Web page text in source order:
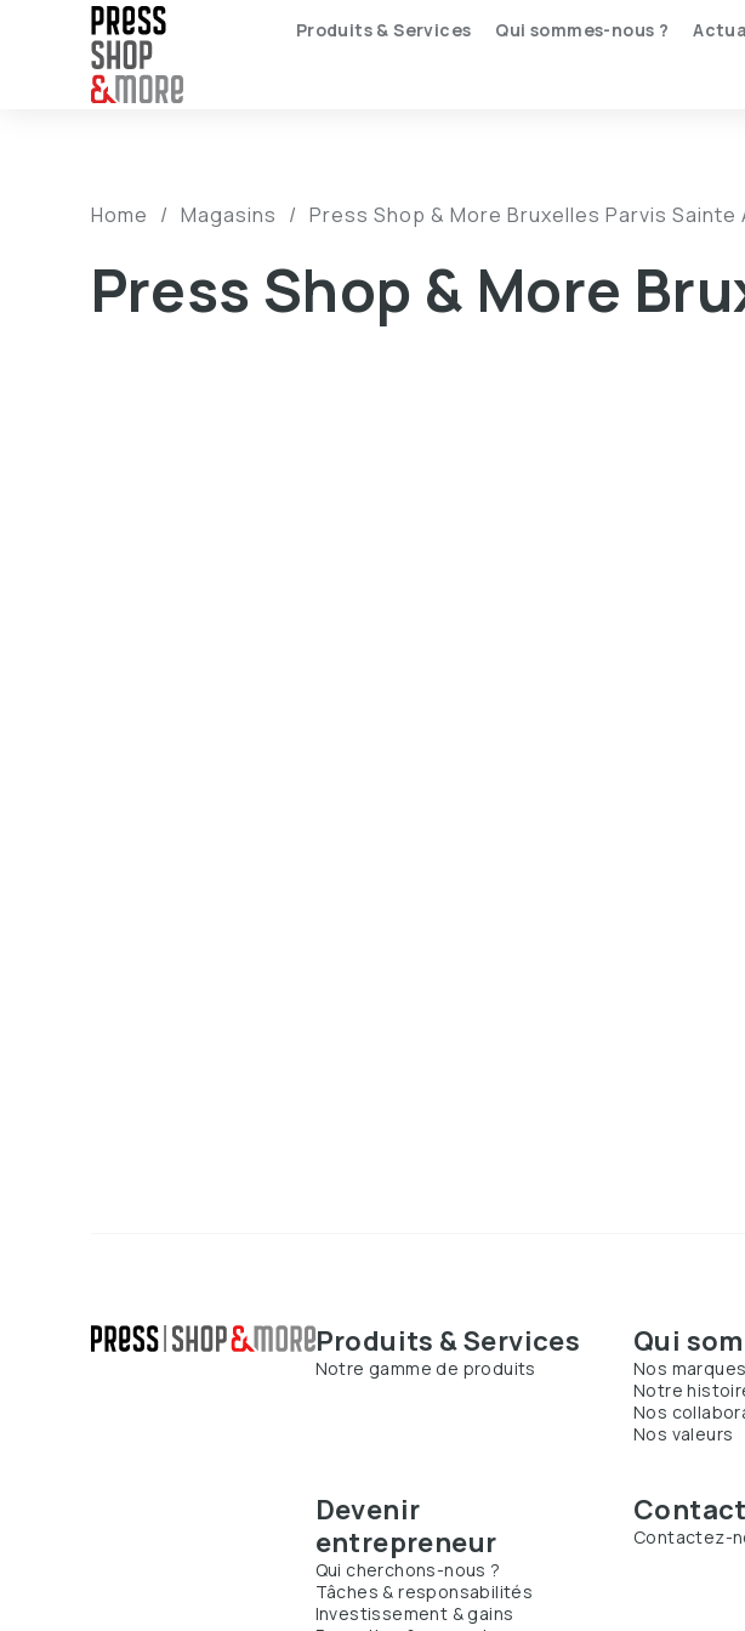
Produits & Services Qui sommes-nous ?
Home / Magasins / Press Shop & More Bruxelles Parvis Sainte
Press Shop & More
Produits & Services
Notre gamme de produits
Qui
Nos marques
Notre
Nos
Nos valeurs
Devenir
entrepreneur
Qui cherchons-nous ?
Tâches & responsabilités
Investissement & gains
Contact
Contactez-